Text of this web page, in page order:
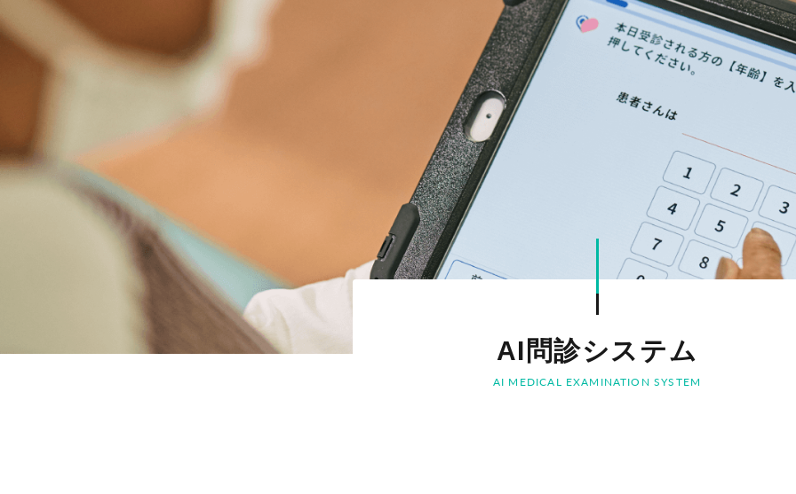
AI問診システム
AI MEDICAL EXAMINATION SYSTEM